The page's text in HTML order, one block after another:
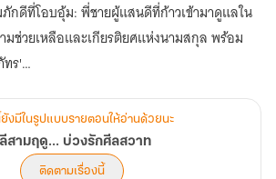
กดีที่โอบอุ้ม: พี่ชายผู้แสนดีที่ก้าวเข้ามาดูแลใน
ช่วยเหลือและเกียรติยศแห่งนามสกุล พร้อม
ร'
ใต้เสื้อกาวน์ขาวสะอาดนานนับสิบปี... รอคอยวัน
กลับมาเป็นอิสระอีกครั้ง!
ยังมีในรูปแบบรายตอนให้อ่านด้วยนะ
สามฤดู... บ่วงรักศีลสวาท
ติดตามเรื่องนี้